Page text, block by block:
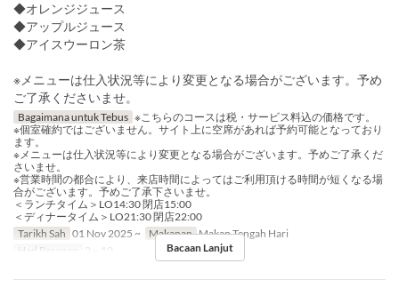
◆オレンジジュース
◆アップルジュース
◆アイスウーロン茶
※メニューは仕入状況等により変更となる場合がございます。予め
ご了承くださいませ。
Bagaimana untuk Tebus ※こちらのコースは税・サービス料込の価格です。
※個室確約ではございません。サイト上に空席があれば予約可能となっており
ます。
※メニューは仕入状況等により変更となる場合がございます。予めご了承くだ
さいませ。
※営業時間の都合により、来店時間によってはご利用頂ける時間が短くなる場
合がございます。予めご了承下さいませ。
＜ランチタイム＞LO14:30 閉店15:00
＜ディナータイム＞LO21:30 閉店22:00
Tarikh Sah 01 Nov 2025 ~ Makanan Makan Tengah Hari
Had Pesanan
2 ~ 10 Bacaan Lanjut